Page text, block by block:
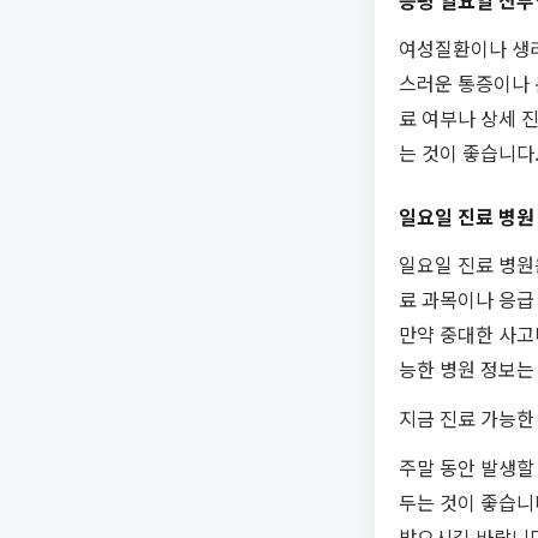
여성질환이나
스러운 통증이나
료 여부나 상세
는 것이 좋습니다.
일요일 진료 병
일요일 진료 병
료 과목이나 응
만약 중대한 사
능한 병원 정보
지금 진료 가능
주말 동안 발생
두는 것이 좋습